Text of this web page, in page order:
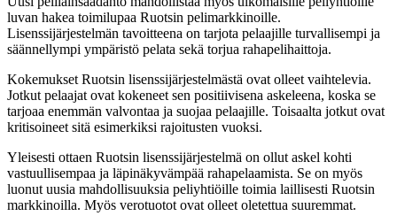
luvan hakea toimilupaa Ruotsin pelimarkkinoille.
Lisenssijärjestelmän tavoitteena on tarjota pelaajille turvallisempi ja
säännellympi ympäristö pelata sekä torjua rahapelihaittoja.
Kokemukset Ruotsin lisenssijärjestelmästä ovat olleet vaihtelevia.
Jotkut pelaajat ovat kokeneet sen positiivisena askeleena, koska se
tarjoaa enemmän valvontaa ja suojaa pelaajille. Toisaalta jotkut ovat
kritisoineet sitä esimerkiksi rajoitusten vuoksi.
Yleisesti ottaen Ruotsin lisenssijärjestelmä on ollut askel kohti
vastuullisempaa ja läpinäkyvämpää rahapelaamista. Se on myös
luonut uusia mahdollisuuksia peliyhtiöille toimia laillisesti Ruotsin
markkinoilla. Myös verotuotot ovat olleet oletettua suuremmat.